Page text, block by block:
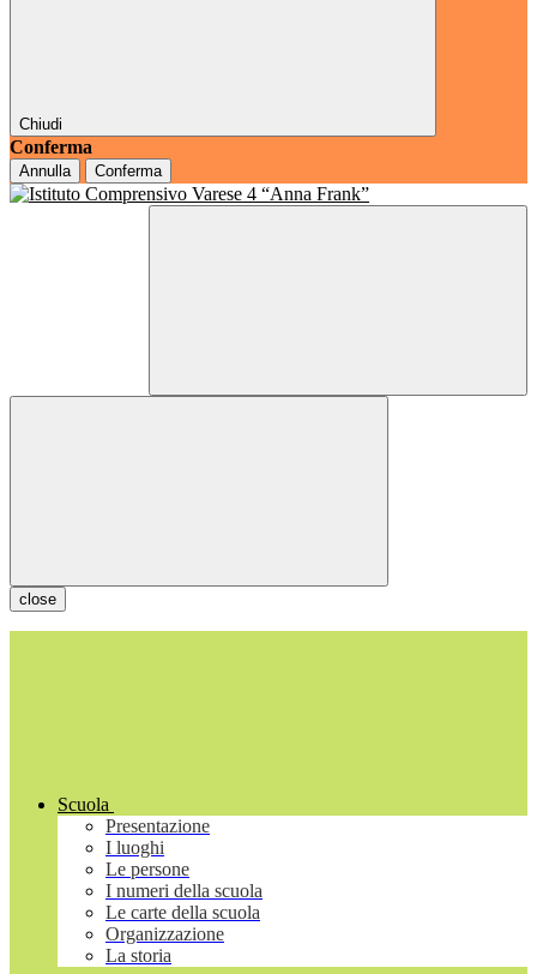
Chiudi
Conferma
Annulla Conferma
close
Scuola
Presentazione
I luoghi
Le persone
I numeri della scuola
Le carte della scuola
Organizzazione
La storia